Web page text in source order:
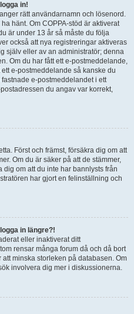
in!
rätt användarnamn och lösenord.
hänt. Om COPPA-stöd är aktiverat
är under 13 år så måste du följa
också att nya registreringar aktiveras
själv eller av an administratör; denna
Om du har fått ett e-postmeddelande,
e-postmeddelande så kanske du
e-postmeddelandet i ett
du angav var korrekt,
Först och främst, försäkra dig om att
Om du är säker på att de stämmer,
dig om att du inte har bannlysts från
har gjort en felinställning och
in längre?!
eller inaktiverat ditt
rensar många forum då och då bort
minska storleken på databasen. Om
involvera dig mer i diskussionerna.